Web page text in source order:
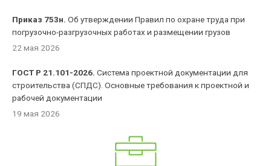
Приказ 753н. Об утверждении Правил по охране труда при
погрузочно-разгрузочных работах и размещении грузов
22 мая 2026
ГОСТ Р 21.101-2026. Система проектной документации для
строительства (СПДС). Основные требования к проектной и
рабочей документации
19 мая 2026